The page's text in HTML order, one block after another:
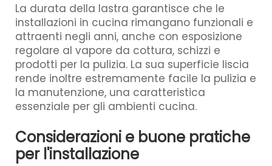
La durata della lastra garantisce che le
installazioni in cucina rimangano funzionali e
attraenti negli anni, anche con esposizione
regolare al vapore da cottura, schizzi e
prodotti per la pulizia. La sua superficie liscia
rende inoltre estremamente facile la pulizia e
la manutenzione, una caratteristica
essenziale per gli ambienti cucina.
Considerazioni e buone pratiche
per l'installazione